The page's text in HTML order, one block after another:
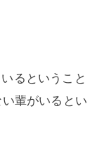
るということ
輩がいるとい